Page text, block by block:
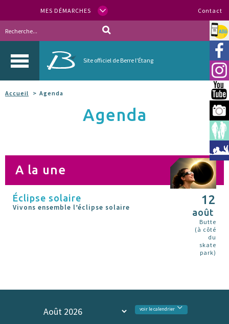
MES DÉMARCHES Contact
Site officiel de Berre l'Étang
Allo
Accueil Agenda
Agenda
A la une
Éclipse solaire
Vivons ensemble l’éclipse solaire
12
août
Butte
(à côté
du
skate
park)
voir le calendrier